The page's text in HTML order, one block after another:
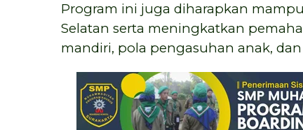
Program ini juga diharapkan
Selatan serta meningkatkan
mandiri, pola pengasuhan anak,